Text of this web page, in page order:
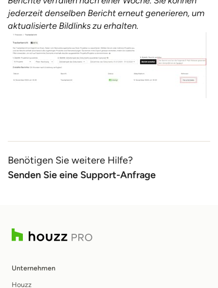
jederzeit denselben Bericht erneut generieren, um
aktualisierte Bildlinks zu erhalten.
Benötigen Sie weitere Hilfe?
Senden Sie eine Support-Anfrage
Unternehmen
Houzz